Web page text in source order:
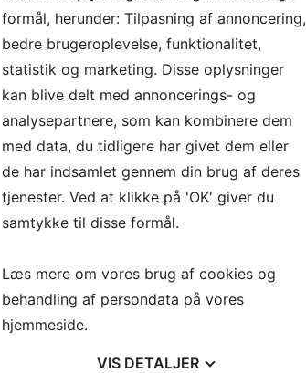
Lemvig, 7620 Danmark
+ Google Maps
Telefon:
29638527
formål, herunder: Tilpasning af annoncering,
bedre brugeroplevelse, funktionalitet,
statistik og marketing. Disse oplysninger
kan blive delt med annoncerings- og
analysepartnere, som kan kombinere dem
med data, du tidligere har givet dem eller
de har indsamlet gennem din brug af deres
tjenester. Ved at klikke på 'OK' giver du
samtykke til disse formål.
Læs mere om vores brug af cookies og
behandling af persondata på vores
hjemmeside.
VIS DETALJER